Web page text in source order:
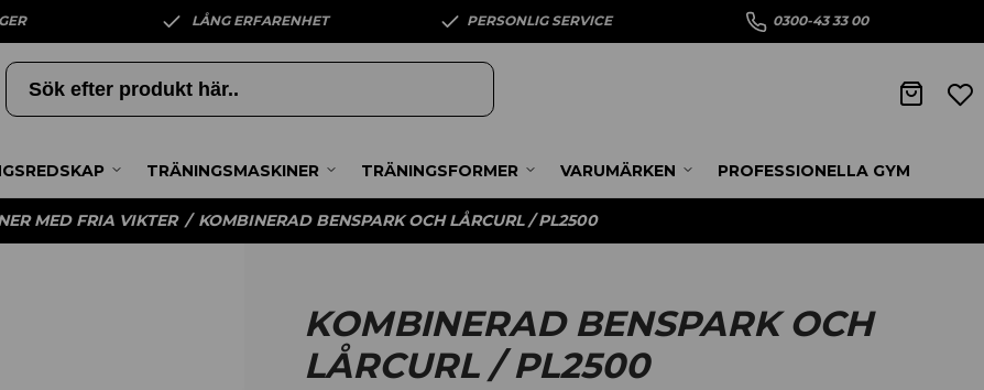
LÅNG ERFARENHET PERSONLIG SERVICE 0300-43 33 00
TRÄNINGSMASKINER TRÄNINGSFORMER VARUMÄRKEN PROFESSIONELLA GYM
MED FRIA VIKTER / KOMBINERAD BENSPARK OCH LÅRCURL / PL2500
KOMBINERAD BENSPARK OCH
LÅRCURL / PL2500